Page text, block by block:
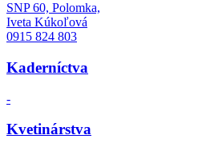
SNP 60, Polomka,
Iveta Kúkoľová
0915 824 803
Kaderníctva
-
Kvetinárstva